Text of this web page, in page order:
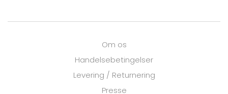
Om os
Handelsebetingelser
Levering / Returnering
Presse